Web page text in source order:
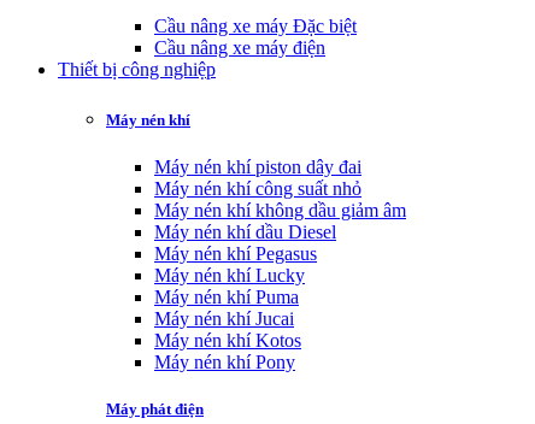
Cầu nâng xe máy Đặc biệt
Cầu nâng xe máy điện
Thiết bị công nghiệp
Máy nén khí
Máy nén khí piston dây đai
Máy nén khí công suất nhỏ
Máy nén khí không dầu giảm âm
Máy nén khí dầu Diesel
Máy nén khí Pegasus
Máy nén khí Lucky
Máy nén khí Puma
Máy nén khí Jucai
Máy nén khí Kotos
Máy nén khí Pony
Máy phát điện